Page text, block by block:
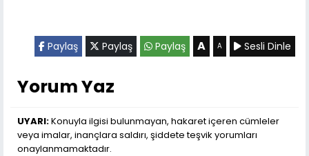
Paylaş Paylaş Paylaş A A Sesli Dinle
Yorum Yaz
UYARI:Konuyla ilgisi bulunmayan, hakaret içeren cümleler
veya imalar, inançlara saldırı, şiddete teşvik yorumları
onaylanmamaktadır.